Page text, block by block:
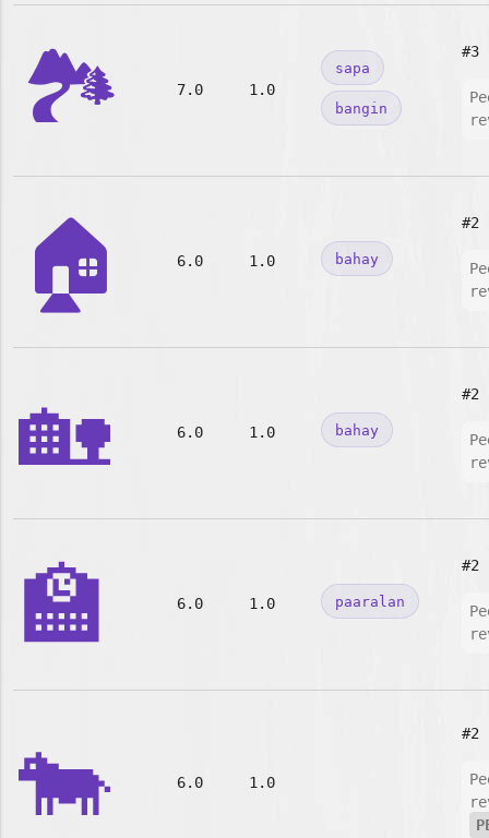
🏞️ 7.0 1.0
sapa
bangin
#3
🏠 6.0 1.0 bahay
#2
🏡 6.0 1.0 bahay
#2
🏫 6.0 1.0 paaralan
#2
🐄 6.0 1.0
#2